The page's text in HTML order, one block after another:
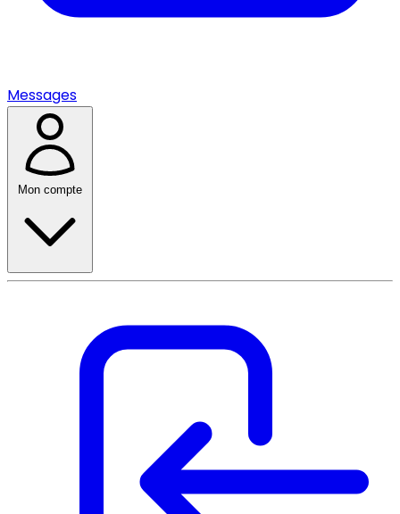
Messages
Mon compte